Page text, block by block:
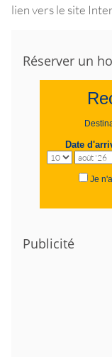
lien vers le site
Réserver un
Date
Je
Publicité